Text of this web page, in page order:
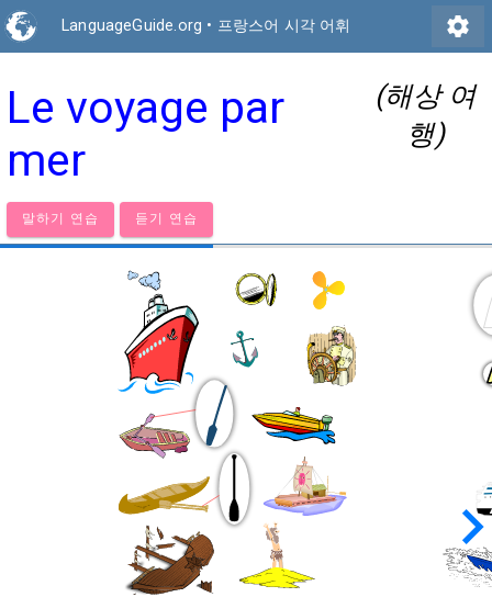
LanguageGuide.org • 프랑스어 시각 어휘 settings
Le voyage par
mer
(해상 여
행)
말하기 연습 듣기 연습